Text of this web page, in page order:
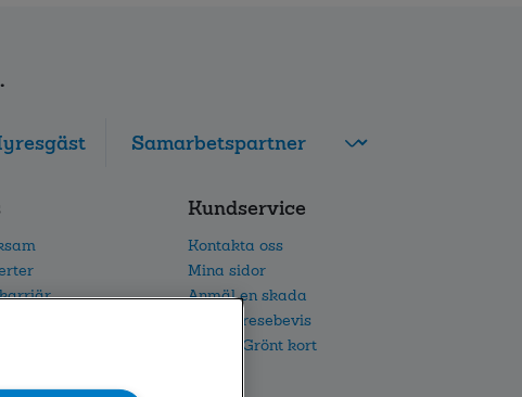
Tjänstepension
grupp
Leverantörswebb
Kundservice
Kontakta oss
Mina sidor
Anmäl en skada
Beställ resebevis
Beställ Grönt kort